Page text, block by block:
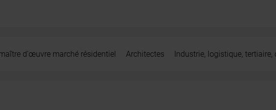
d’œuvre marché résidentiel Architectes Industrie, logistique, tertiaire,